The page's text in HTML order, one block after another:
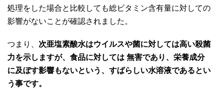
処理をした場合と比較しても総ビタミン含有量に対しての
影響がないことが確認されました。
つまり、 次亜塩素酸水はウイルスや菌に対しては高い殺菌
力を示しますが、食品に対しては 無害であり、栄養成分
に及ぼす影響もないという、すばらしい水溶液であるとい
う事です。